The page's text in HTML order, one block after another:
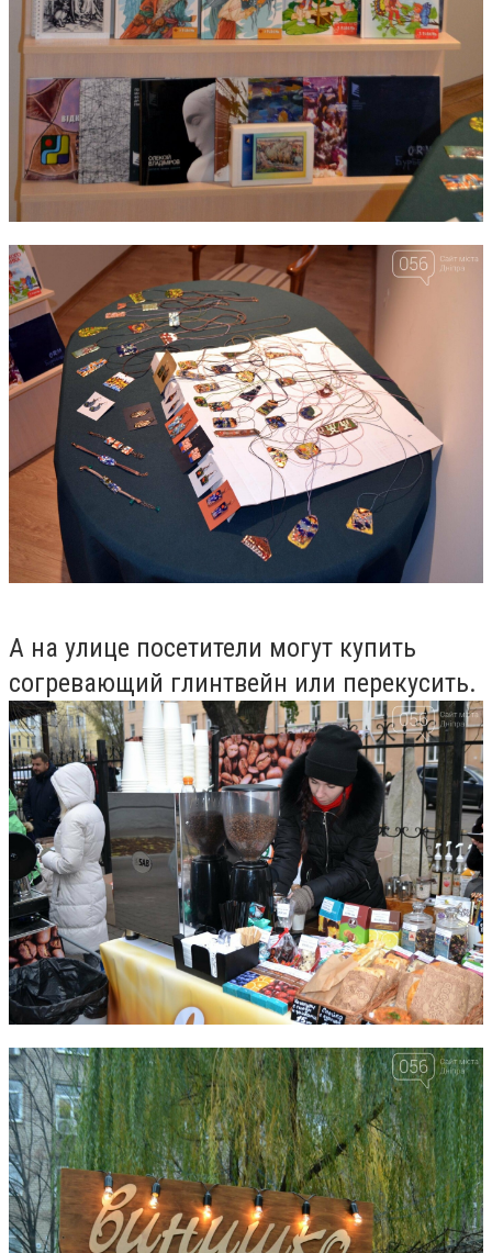
А на улице посетители могут купить
согревающий глинтвейн или перекусить.